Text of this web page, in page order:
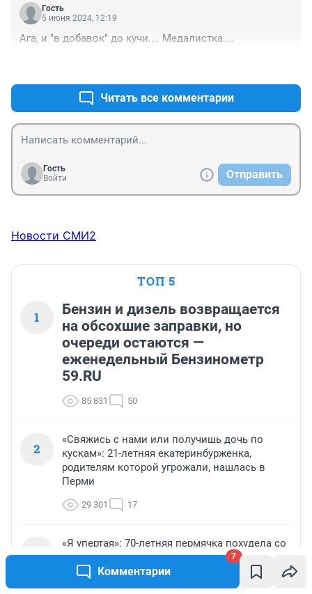
Комментарии
7
ребят, развивать бесплатные тех.кружки.
Гость
5 июня 2024, 12:19
Ага, и "в добавок" до кучи.... Медалистка....
Читать все комментарии
Гость
Войти
Отправить
Новости СМИ2
ТОП 5
1
Бензин и дизель возвращается
на обсохшие заправки, но
очереди остаются —
еженедельный Бензинометр
59.RU
85 831 50
2
«Свяжись с нами или получишь дочь по
кускам»: 21-летняя екатеринбурженка,
родителям которой угрожали, нашлась в
Перми
29 301 17
3
«Я упертая»: 70-летняя пермячка похудела со
100 до 59 кило, прыгает с парашютом и
может протащить машину